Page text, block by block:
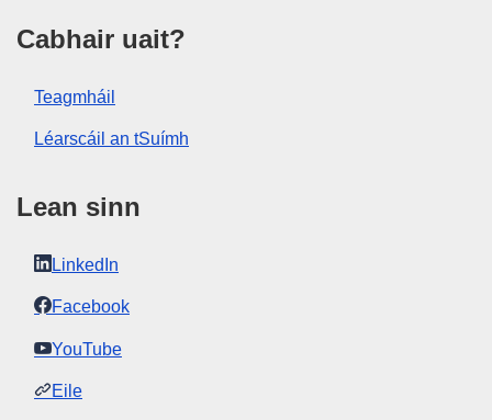
Tá an foilseachán seo le fáil le híoslódáil i
fháil faoi conas do chóip féin d’fhoilseacháin an
Ceisteanna Coitianta.
Cabhair uait?
Teagmháil
Léarscáil an tSuímh
Lean sinn
LinkedIn
Facebook
YouTube
Eile